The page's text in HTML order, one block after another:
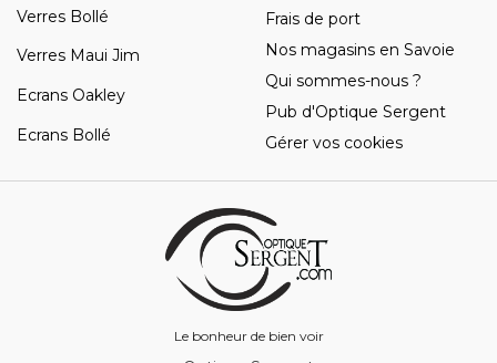
Le bonheur de bien voir
Verres Bollé
Verres Maui Jim
Ecrans Oakley
Ecrans Bollé
Frais de port
Nos magasins en Savoie
Qui sommes-nous ?
Pub d'Optique Sergent
Gérer vos cookies